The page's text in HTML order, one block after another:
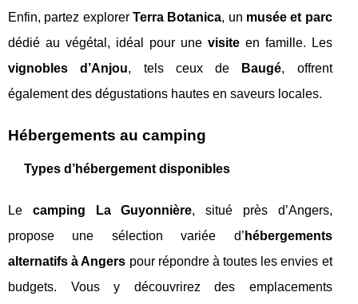
Enfin, partez explorer Terra Botanica, un musée et parc
dédié au végétal, idéal pour une visiteen famille. Les
vignobles d’Anjou, tels ceux de Baugé, offrent
également des dégustations hautes en saveurs locales.
Hébergements au camping
Types d’hébergement disponibles
Le camping La Guyonnière, situé près d’Angers,
propose une sélection variée d’ hébergements
alternatifs à Angers pour répondre à toutes les envies et
budgets. Vous y découvrirez des emplacements